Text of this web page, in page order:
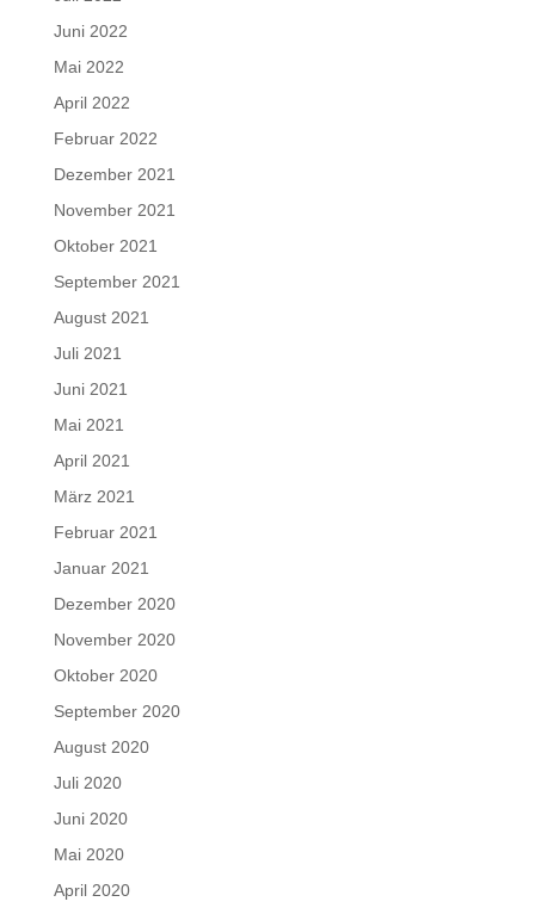
Juni 2022
Mai 2022
April 2022
Februar 2022
Dezember 2021
November 2021
Oktober 2021
September 2021
August 2021
Juli 2021
Juni 2021
Mai 2021
April 2021
März 2021
Februar 2021
Januar 2021
Dezember 2020
November 2020
Oktober 2020
September 2020
August 2020
Juli 2020
Juni 2020
Mai 2020
April 2020